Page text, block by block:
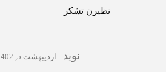
نظیرن تشکر
نوید اردیبهشت 5, 1402